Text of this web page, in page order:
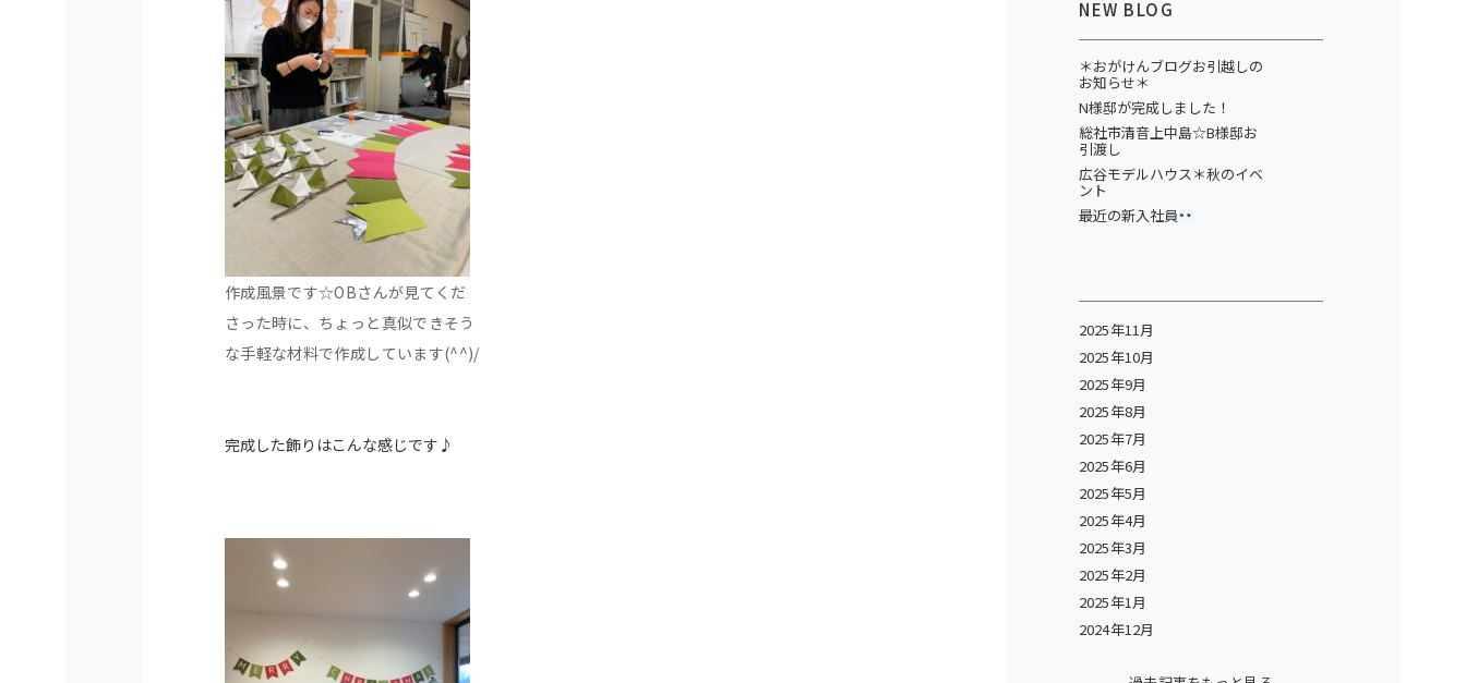
作成風景です☆OBさんが見てくだ
さった時に、ちょっと真似できそう
な手軽な材料で作成しています(^^)/
完成した飾りはこんな感じです♪
NEW BLOG
＊おがけんブログお引越しの
お知らせ＊
N様邸が完成しました！
総社市清音上中島☆B様邸お
引渡し
広谷モデルハウス＊秋のイベ
ント
最近の新入社員
2025年11月
2025年10月
2025年9月
2025年8月
2025年7月
2025年6月
2025年5月
2025年4月
2025年3月
2025年2月
2025年1月
2024年12月